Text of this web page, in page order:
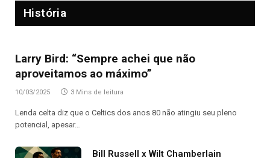
História
Larry Bird: “Sempre achei que não
aproveitamos ao máximo”
10/03/2025 3 Mins de leitura
Lenda celta diz que o Celtics dos anos 80 não atingiu seu pleno
potencial, apesar…
Bill Russell x Wilt Chamberlain